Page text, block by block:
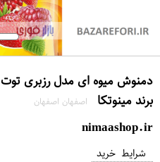
برند مینوتکا
اصفهان اصفهان
nimaashop.ir
شرایط خرید